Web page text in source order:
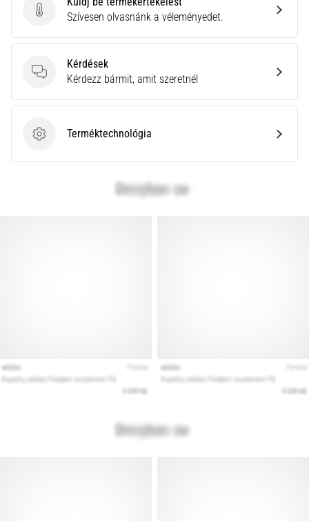
Küldj be termékértékelést
Szívesen olvasnánk a véleményedet.
Kérdések
Kérdések
Kérdezz bármit, amit szeretnél
Terméktechnológia
Terméktechnológia